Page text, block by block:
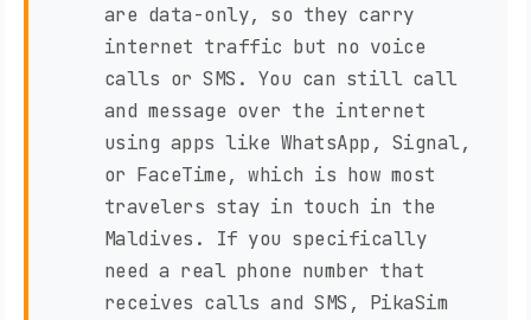
are data-only, so they carry
internet traffic but no voice
calls or SMS. You can still call
and message over the internet
using apps like WhatsApp, Signal,
or FaceTime, which is how most
travelers stay in touch in the
Maldives. If you specifically
need a real phone number that
receives calls and SMS, PikaSim